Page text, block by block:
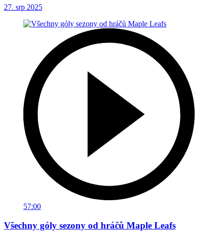
27. srp 2025
57:00
Všechny góly sezony od hráčů Maple Leafs